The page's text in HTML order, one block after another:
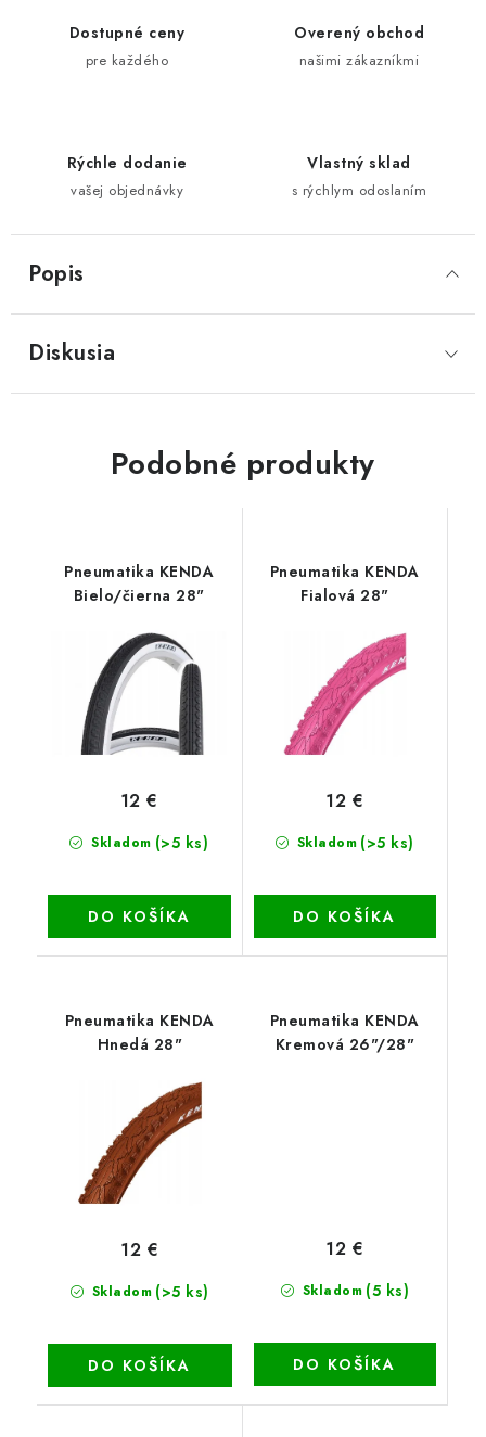
Dostupné ceny
pre každého
Overený obchod
našimi zákazníkmi
Rýchle dodanie
vašej objednávky
Vlastný sklad
s rýchlym odoslaním
Popis
Diskusia
Podobné produkty
Pneumatika KENDA
Bielo/čierna 28"
Skladom (>5 ks)
12 €
DO KOŠÍKA
Pneumatika KENDA
Fialová 28"
Skladom (>5 ks)
12 €
DO KOŠÍKA
Pneumatika KENDA
Hnedá 28"
Skladom (>5 ks)
12 €
DO KOŠÍKA
Pneumatika KENDA
Kremová 26"/28"
Skladom (5 ks)
12 €
DO KOŠÍKA